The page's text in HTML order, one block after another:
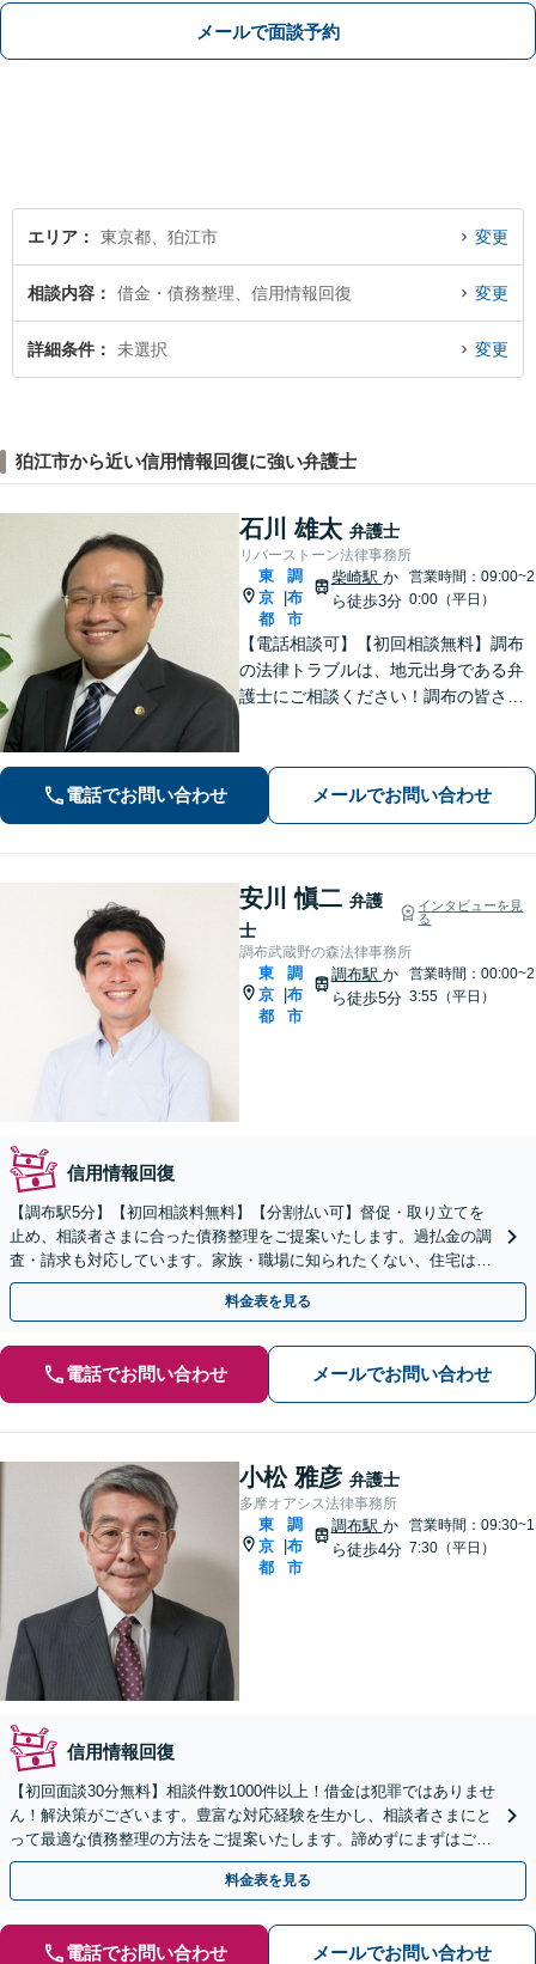
討いたします』セカンドオピニオン可
【狛江駅4分／休日夜間相談可】
メールで面談予約
エリア 東京都、狛江市 変更
相談内容 借金・債務整理、信用情報回復 変更
詳細条件 未選択 変更
狛江市から近い信用情報回復に強い弁護士
石川 雄太 弁護士
リバーストーン法律事務所
東
京
都
調
布
市
柴崎駅 か
ら徒歩3分
営業時間：09:00~2
0:00（平日）
【電話相談可】【初回相談無料】調布
の法律トラブルは、地元出身である弁
護士にご相談ください！調布の皆さま
とでも大丈夫ですので、まずはご相談
ください【柴崎駅3分】【出張相談も
可】
電話でお問い合わせ メールでお問い合わせ
安川 愼二 弁護
士
インタビューを見
る
調布武蔵野の森法律事務所
東
京
都
調
布
市
調布駅 か
ら徒歩5分
営業時間：00:00~2
3:55（平日）
信用情報回復
【調布駅5分】【初回相談料無料】【分割払い可】督促・取り立てを
止め、相談者さまに合った債務整理をご提案いたします。過払金の調
査・請求も対応しています。家族・職場に知られたくない、住宅は残
したいなどのご希望もお聞かせください。
料金表を見る
電話でお問い合わせ メールでお問い合わせ
小松 雅彦 弁護士
多摩オアシス法律事務所
東
京
都
調
布
市
調布駅 か
ら徒歩4分
営業時間：09:30~1
7:30（平日）
信用情報回復
【初回面談30分無料】相談件数1000件以上！借金は犯罪ではありませ
ん！解決策がございます。豊富な対応経験を生かし、相談者さまにと
って最適な債務整理の方法をご提案いたします。諦めずにまずはご相
談ください【弁護士歴40年以上】【調布駅4分】
料金表を見る
電話でお問い合わせ メールでお問い合わせ